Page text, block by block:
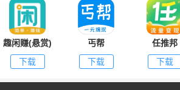
趣闲赚(悬赏)
下载
丐帮
下载
任推邦
下载